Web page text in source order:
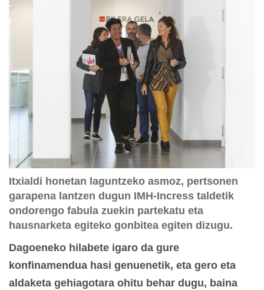
Itxialdi honetan laguntzeko asmoz, pertsonen
garapena lantzen dugun IMH-Incress taldetik
ondorengo fabula zuekin partekatu eta
hausnarketa egiteko gonbitea egiten dizugu.
Dagoeneko hilabete igaro da gure
konfinamendua hasi genuenetik, eta gero eta
aldaketa gehiagotara ohitu behar dugu, baina